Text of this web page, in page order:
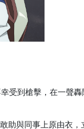
受到槍擊，在一聲轟